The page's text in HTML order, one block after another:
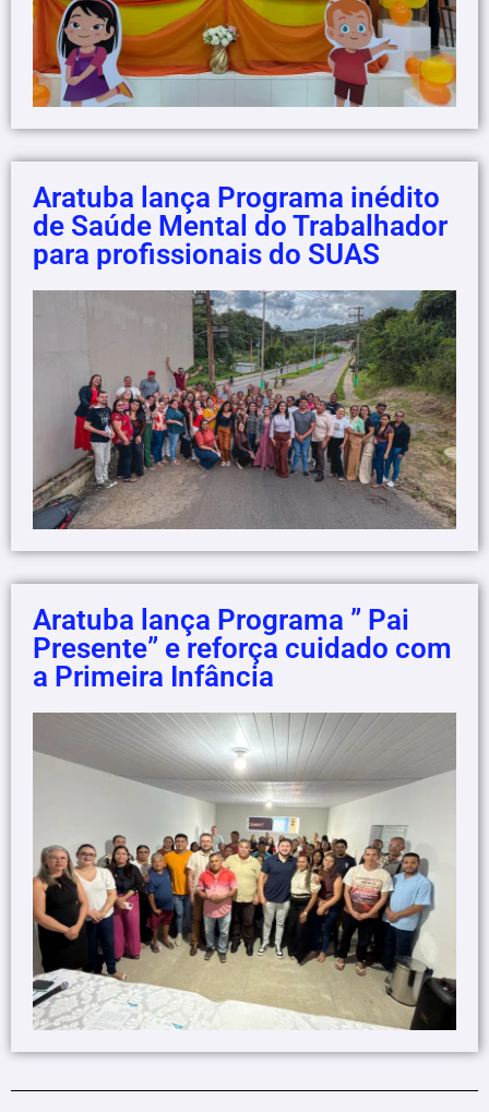
Aratuba lança Programa inédito
de Saúde Mental do Trabalhador
para profissionais do SUAS
Aratuba lança Programa ” Pai
Presente” e reforça cuidado com
a Primeira Infância